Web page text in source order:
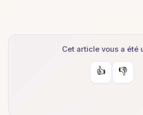
Cet article vous a été
👍 👎